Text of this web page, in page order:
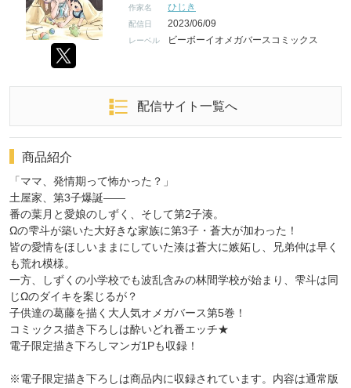
作家名 ひじき
配信日 2023/06/09
レーベル ビーボーイオメガバースコミックス
配信サイト一覧へ
商品紹介
「ママ、発情期って怖かった？」
土屋家、第3子爆誕――
番の葉月と愛娘のしずく、そして第2子湊。
Ωの雫斗が築いた大好きな家族に第3子・蒼大が加わった！
皆の愛情をほしいままにしていた湊は蒼大に嫉妬し、兄弟仲は早く
も荒れ模様。
一方、しずくの小学校でも波乱含みの林間学校が始まり、雫斗は同
じΩのダイキを案じるが？
子供達の葛藤を描く大人気オメガバース第5巻！
コミックス描き下ろしは酔いどれ番エッチ★
電子限定描き下ろしマンガ1Pも収録！
※電子限定描き下ろしは商品内に収録されています。内容は通常版